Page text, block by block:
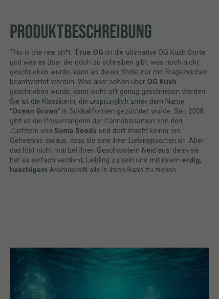
PRODUKTBESCHREIBUNG
This is the real sh*t. True OG ist die ultimative OG Kush Sorte
und was es über die noch zu schreiben gibt, was noch nicht
geschrieben wurde, kann an dieser Stelle nur mit Fragezeichen
beantwortet werden. Was aber schon über OG Kush
geschrieben wurde, kann nicht oft genug geschrieben werden:
Sie ist die Klassikerin, die ursprünglich unter dem Name
“Ocean Grown” in Südkalifornien gezüchtet wurde. Seit 2008
gibt es die Powerrangerin der Cannabissamen von den
Züchtern von Soma Seeds und dort macht keiner ein
Geheimnis daraus, dass sie eine ihrer Lieblingssorten ist. Aber
das löst nicht mal bei ihren Geschwistern Neid aus, denn sie
hat es einfach verdient, Liebling zu sein und mit ihrem erdig,
haschigem Aromaprofil alle in ihren Bann zu ziehen.